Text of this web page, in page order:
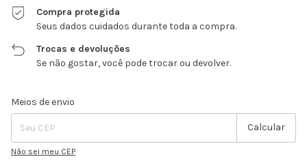
Compra protegida
Seus dados cuidados durante toda a compra.
Trocas e devoluções
Se não gostar, você pode trocar ou devolver.
Entregas para o CEP:
Meios de envio
Calcular
Não sei meu CEP